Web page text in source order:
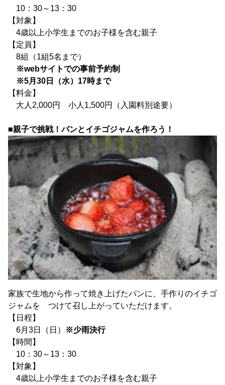
10：30～13：30
【対象】
4歳以上小学生までのお子様を含む親子
【定員】
8組（1組5名まで）
※webサイトでの事前予約制
※5月30日（水）17時まで
【料金】
大人2,000円 小人1,500円（入園料別途要）
■親子で挑戦！パンとイチゴジャムを作ろう！
家族で生地から作って焼き上げたパンに、手作りのイチゴ
ジャムを つけて召し上がっていただけます。
【日程】
6月3日（日）
※少雨決行
【時間】
10：30～13：30
【対象】
4歳以上小学生までのお子様を含む親子